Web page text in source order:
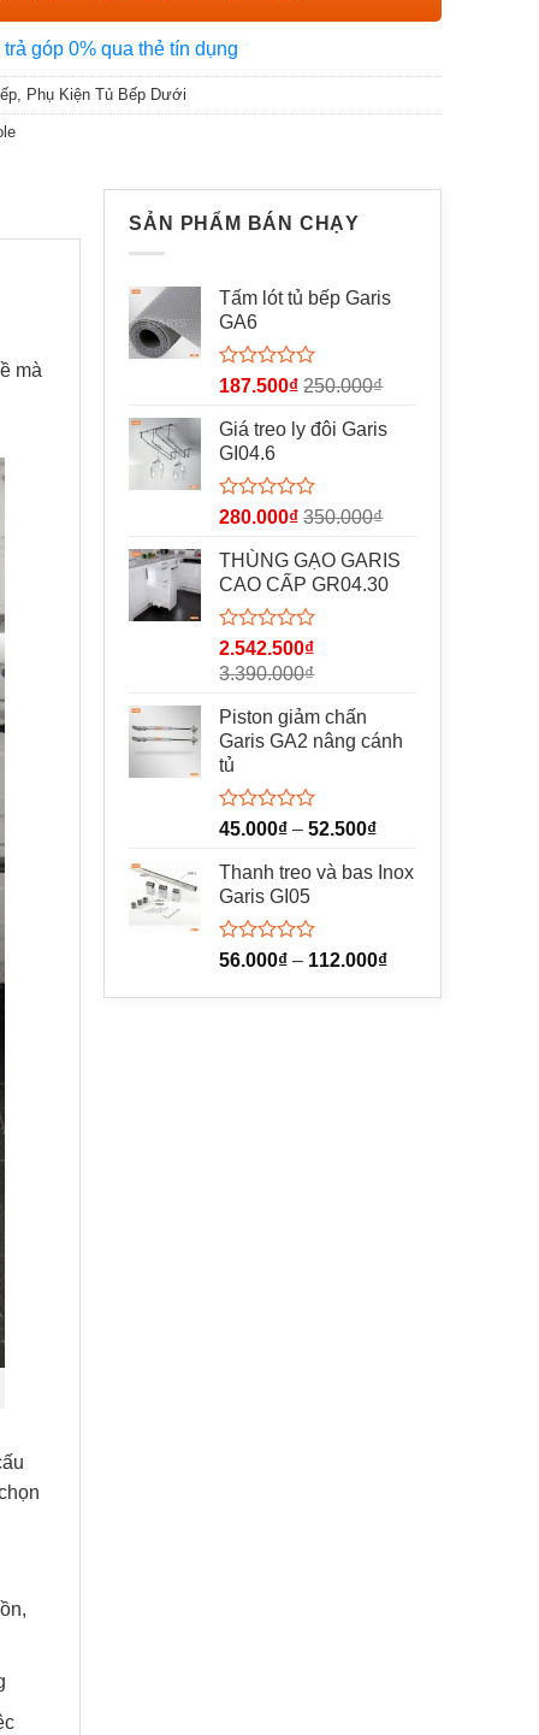
góp 0% qua thẻ tín dụng
, Phụ Kiện Tủ Bếp Dưới
SẢN PHẨM BÁN CHẠY
Tấm lót tủ bếp Garis
GA6
Được
hạng
0
5
sao
187.500₫ 250.000₫
Giá treo ly đôi Garis
GI04.6
Được
hạng
0
5
sao
280.000₫ 350.000₫
THÙNG GẠO GARIS
CAO CẤP GR04.30
Được
xếp
hạng
5
sao
2.542.500₫
3.390.000₫
Piston giảm chấn
Garis GA2 nâng cánh
tủ
Được
hạng
0
5
sao
45.000₫ –52.500₫
Thanh treo và bas Inox
Garis GI05
Được
hạng
56.000₫ – 112.000₫